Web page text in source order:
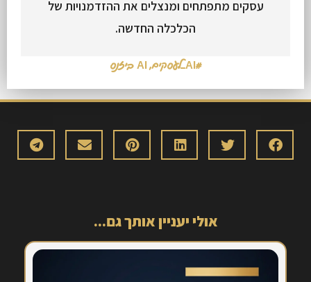
עסקים מתפתחים ומנצלים את ההזדמנויות של
הכלכלה החדשה.
#AI_לעסקים ,AI ביזנס
אולי יעניין אותך גם...